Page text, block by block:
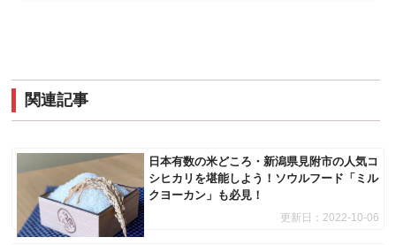
関連記事
日本有数の米どころ・新潟県見附市の人気コ
シヒカリを堪能しよう！ソウルフード「ミル
クヨーカン」も必見！
更新日： 2022-10-06